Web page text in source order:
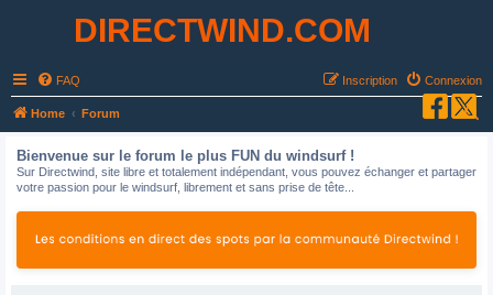
DIRECTWIND.COM
FAQ Connexion
Inscription
Home Forum
Bienvenue sur le forum le plus FUN du windsurf !
Sur Directwind, site libre et totalement indépendant, vous pouvez échanger et partager
votre passion pour le windsurf, librement et sans prise de tête...